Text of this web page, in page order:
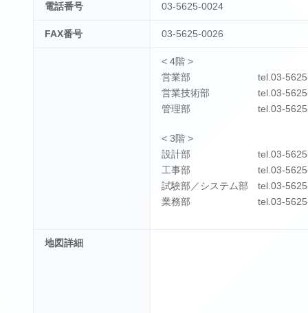
電話番号 03-5625-0024
FAX番号 03-5625-0026
< 4階 >
営業部 tel.03-5625-
営業技術部 tel.03-5625-
管理部 tel.03-5625-
< 3階 >
設計部 tel.03-5625-
工事部 tel.03-5625-
試験部／システム部 tel.03-
業務部 tel.03-5625-
地図詳細